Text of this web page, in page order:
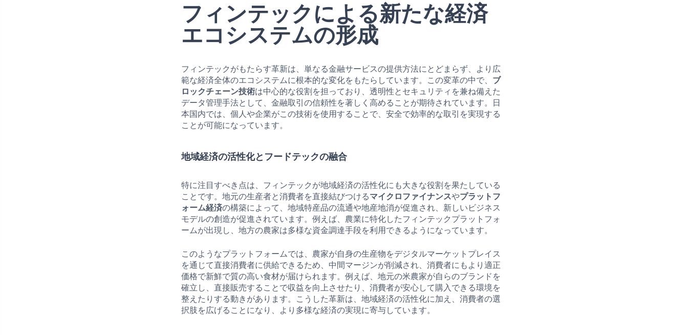
フィンテックによる新たな経済
エコシステムの形成
フィンテックがもたらす革新は、単なる金融サービスの提供方法にとどまらず、より広
範な経済全体のエコシステムに根本的な変化をもたらしています。この変革の中で、 ブ
ロックチェーン技術は中心的な役割を担っており、透明性とセキュリティを兼ね備えた
データ管理手法として、金融取引の信頼性を著しく高めることが期待されています。日
本国内では、個人や企業がこの技術を使用することで、安全で効率的な取引を実現する
ことが可能になっています。
地域経済の活性化とフードテックの融合
特に注目すべき点は、フィンテックが地域経済の活性化にも大きな役割を果たしている
ことです。地元の生産者と消費者を直接結びつけるマイクロファイナンスやプラットフ
ォーム経済の構築によって、地域特産品の流通や地産地消が促進され、新しいビジネス
モデルの創造が促進されています。例えば、農業に特化したフィンテックプラットフォ
ームが出現し、地方の農家は多様な資金調達手段を利用できるようになっています。
このようなプラットフォームでは、農家が自身の生産物をデジタルマーケットプレイス
を通じて直接消費者に供給できるため、中間マージンが削減され、消費者にもより適正
価格で新鮮で質の高い食材が届けられます。例えば、地元の米農家が自らのブランドを
確立し、直接販売することで収益を向上させたり、消費者が安心して購入できる環境を
整えたりする動きがあります。こうした革新は、地域経済の活性化に加え、消費者の選
択肢を広げることになり、より多様な経済の実現に寄与しています。